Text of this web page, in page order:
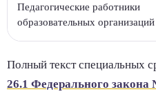
Педагогические работники
образовательных организаций
Полный текст специальных
26.1 Федерального